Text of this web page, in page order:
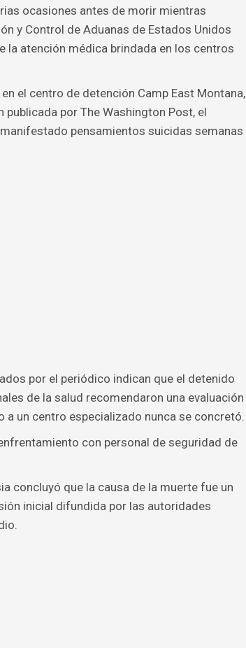
ocasiones antes de morir mientras
y Control de Aduanas de Estados Unidos
la atención médica brindada en los centros
el centro de detención Camp East Montana,
publicada por The Washington Post, el
pensamientos suicidas semanas
por el periódico indican que el detenido
de la salud recomendaron una evaluación
un centro especializado nunca se concretó.
con personal de seguridad de
concluyó que la causa de la muerte fue un
inicial difundida por las autoridades